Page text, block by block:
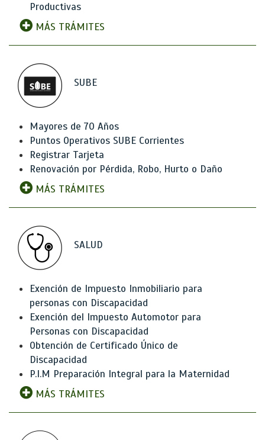
Productivas
MÁS TRÁMITES
SUBE
Mayores de 70 Años
Puntos Operativos SUBE Corrientes
Registrar Tarjeta
Renovación por Pérdida, Robo, Hurto o Daño
MÁS TRÁMITES
SALUD
Exención de Impuesto Inmobiliario para
personas con Discapacidad
Exención del Impuesto Automotor para
Personas con Discapacidad
Obtención de Certificado Único de
Discapacidad
P.I.M Preparación Integral para la Maternidad
MÁS TRÁMITES